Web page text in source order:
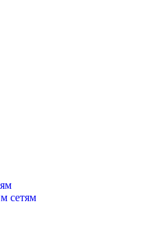
сетям